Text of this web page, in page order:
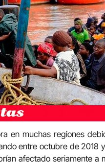
en muchas regiones
entre octubre de 2018
afectado seriamente a